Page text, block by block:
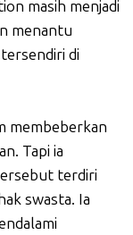
masih menjadi
menantu
di
membeberkan
Tapi ia
terdiri
swasta. Ia